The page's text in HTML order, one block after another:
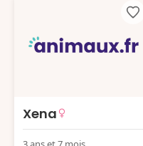
Xena